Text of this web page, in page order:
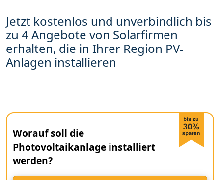
Jetzt kostenlos und unverbindlich bis
zu 4 Angebote von Solarfirmen
erhalten, die in Ihrer Region PV-
Anlagen installieren
Worauf soll die
Photovoltaikanlage installiert
werden?